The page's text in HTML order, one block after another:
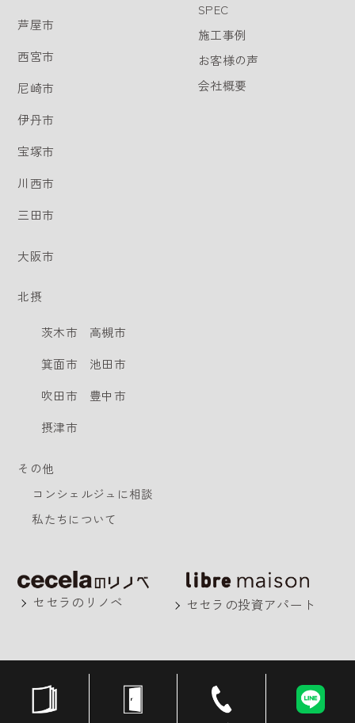
芦屋市
西宮市
尼崎市
伊丹市
宝塚市
川西市
三田市
大阪市
北摂
茨木市
高槻市
箕面市
池田市
吹田市
豊中市
摂津市
その他
コンシェルジュに相談
私たちについて
SPEC
施工事例
お客様の声
会社概要
セセラのリノベ セセラの投資アパート